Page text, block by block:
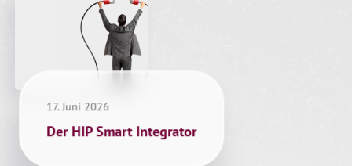
Der HIP Smart Integrator
17. Juni 2026